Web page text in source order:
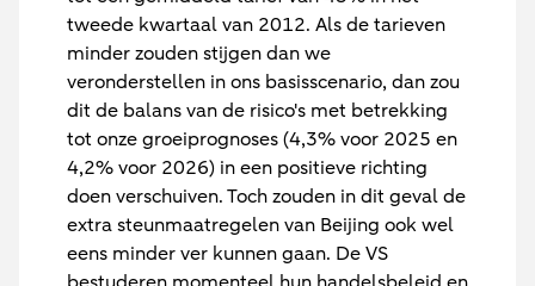
tweede kwartaal van 2012. Als de tarieven
minder zouden stijgen dan we
veronderstellen in ons basisscenario, dan zou
dit de balans van de risico's met betrekking
tot onze groeiprognoses (4,3% voor 2025 en
4,2% voor 2026) in een positieve richting
doen verschuiven. Toch zouden in dit geval de
extra steunmaatregelen van Beijing ook wel
eens minder ver kunnen gaan. De VS